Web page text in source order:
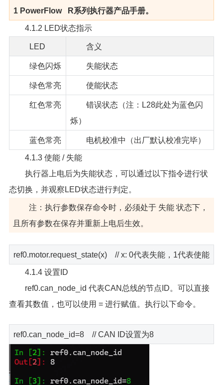
1 PowerFlow R系列执行器产品手册。
4.1.2 LED状态指示
LED 含义
绿色闪烁 失能状态
绿色常亮 使能状态
红色常亮
错误状态（注：L28此处为蓝色闪
烁）
蓝色常亮 电机校准中（出厂默认校准完毕）
4.1.3 使能 / 失能
执行器上电后为失能状态，可以通过以下指令进行状
态切换，并观察LED状态进行判定。
注：执行参数保存命令时，必须处于 失能 状态下，
且所有参数在保存并重新上电后生效。
ref0.motor.request_state(x) // x: 0代表失能，1代表使能
4.1.4 设置ID
ref0.can_node_id 代表CAN总线的节点ID。可以直接
查看其数值，也可以使用 = 进行赋值。执行以下命令。
ref0.can_node_id=8 // CAN ID设置为8